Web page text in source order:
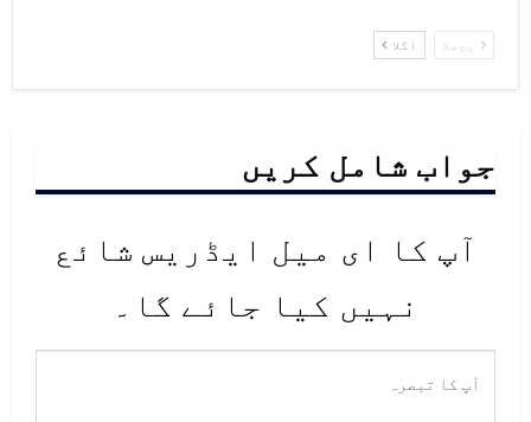
پچھلا اگلا
جواب شامل کریں
آپ کا ای میل ایڈریس شائع
نہیں کیا جائے گا۔